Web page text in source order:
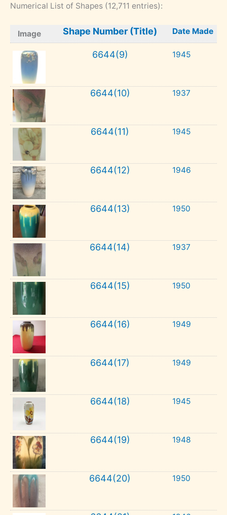
Numerical List of Shapes (12,711 entries):
Image Shape Number (Title) Date Made
6644(9) 1945
6644(10) 1937
6644(11) 1945
6644(12) 1946
6644(13) 1950
6644(14) 1937
6644(15) 1950
6644(16) 1949
6644(17) 1949
6644(18) 1945
6644(19) 1948
6644(20) 1950